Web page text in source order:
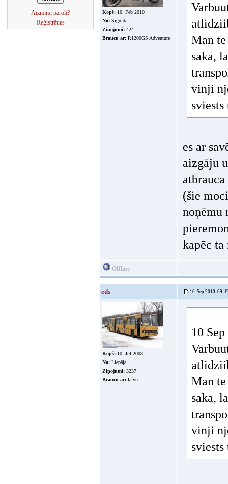
Aizmirsi paroli?
Reģistrēties
Kopš: 10. Feb 2010
No: Sigulda
Ziņojumi: 424
Braucu ar: R1200GS Adventure
Man
saka,
vinji
es ar
aizgāju
(šie
noņēmu
kapēc ta
Offline
eds 10. Sep 2010,
Kopš: 10. Jul 2008
No: Liepāja
Ziņojumi: 3237
Braucu ar: laivu
10
Man
saka,
vinji